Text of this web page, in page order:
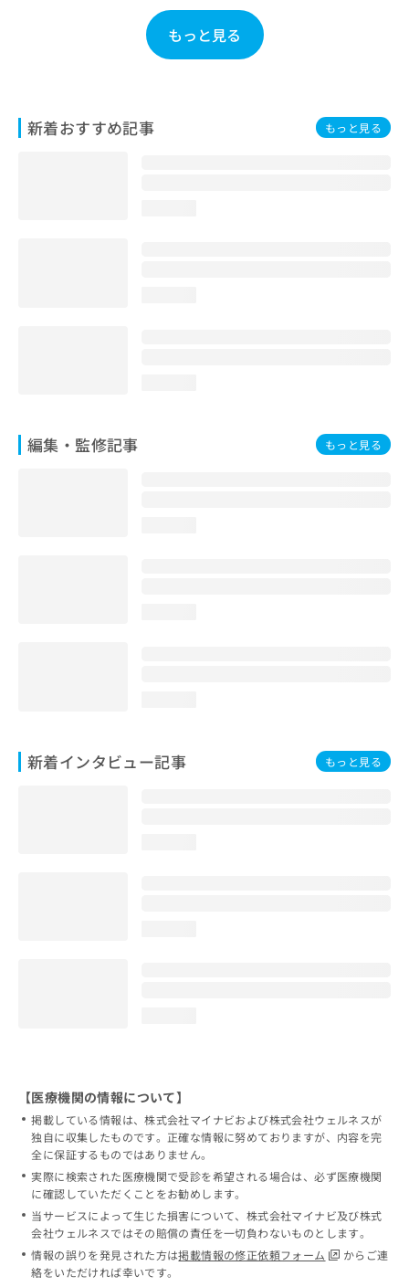
もっと見る
新着おすすめ記事 もっと見る
編集・監修記事 もっと見る
新着インタビュー記事 もっと見る
は
こ
【医療機関の情報について】
掲載している情報は、株式会社マイナビおよび株式会社ウェルネスが
独自に収集したものです。正確な情報に努めておりますが、内容を完
全に保証するものではありません。
実際に検索された医療機関で受診を希望される場合は、必ず医療機関
に確認していただくことをお勧めします。
当サービスによって生じた損害について、株式会社マイナビ及び株式
会社ウェルネスではその賠償の責任を一切負わないものとします。
情報の誤りを発見された方は掲載情報の修正依頼フォーム
からご連
絡をいただければ幸いです。